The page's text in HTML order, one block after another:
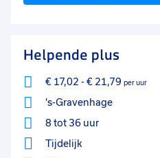
Helpende plus
€ 17,02 - € 21,79 per uur
's-Gravenhage
8 tot 36 uur
Tijdelijk